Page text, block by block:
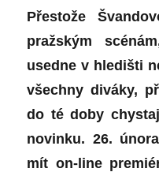
Přestože
pražským
usedne v hledišti
všechny diváky,
do té doby
novinku. 26.
mít on-line